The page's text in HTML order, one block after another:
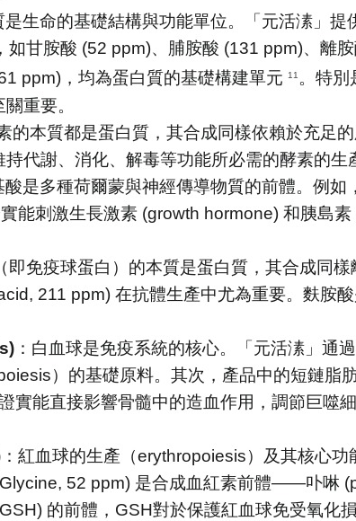
是生命的基礎結構與功能單位。「元活溸」
如甘胺酸 (52 ppm)、脯胺酸 (131 ppm)、離
ppm)，均為蛋白質的基礎構建單元
11 。特別
重要。
的本質都是蛋白質，其合成同樣依賴於充足
代謝、消化、解毒等功能所必需的酵素的生
酸是多種荷爾蒙與神經傳導物質的前體。例
能刺激生長激素 (growth hormone) 和胰島
即免疫球蛋白）的本質是蛋白質，其合成同
211 ppm) 在抗體生產中尤為重要。麩胺
：白血球是免疫系統的核心。「元活溸」通
）的基礎原料。其次，產品中的短鏈脂
實能直接影響骨髓中的造血作用，調節巨噬
：紅血球的生產（erythropoiesis）及其核心
52 ppm) 是合成血紅素前體——卟啉
的前體，GSH對於保護紅血球免受氧化